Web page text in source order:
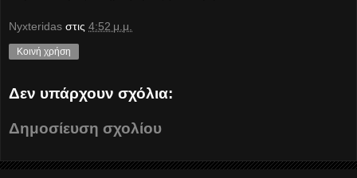
Nyxteridas στις 4:52 μ.μ.
Κοινή χρήση
Δεν υπάρχουν σχόλια:
Δημοσίευση σχολίου